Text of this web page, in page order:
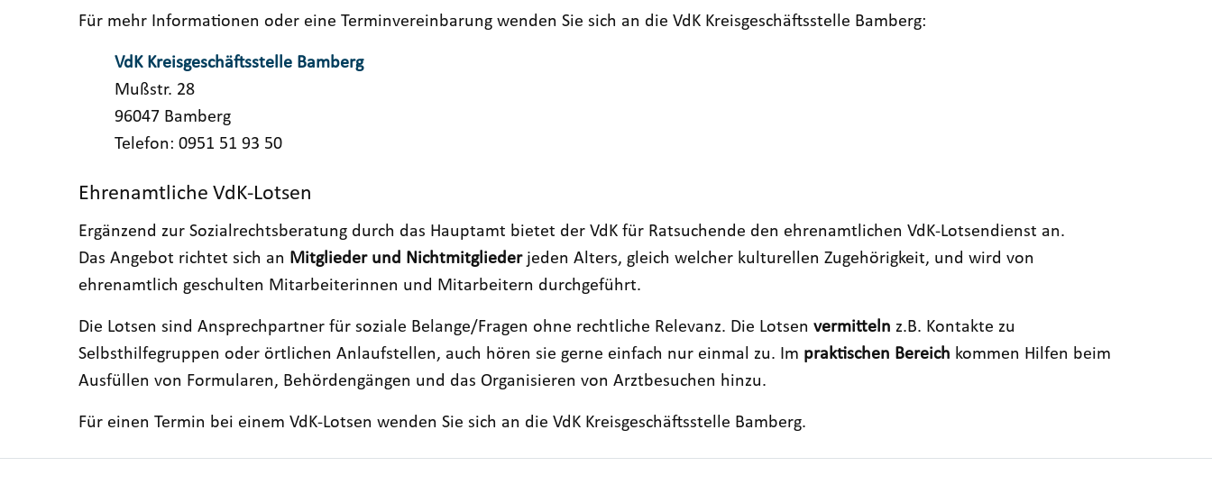
Für mehr Informationen oder eine Terminvereinbarung wenden Sie sich an die VdK Kreisgeschäftsstelle Bamberg:
VdK Kreisgeschäftsstelle Bamberg
Mußstr. 28
96047 Bamberg
Telefon: 0951 51 93 50
Ehrenamtliche VdK-Lotsen
Ergänzend zur Sozialrechtsberatung durch das Hauptamt bietet der VdK für Ratsuchende den ehrenamtlichen VdK-Lotsendienst an.
Das Angebot richtet sich an Mitglieder und Nichtmitgliederjeden Alters, gleich welcher kulturellen Zugehörigkeit, und wird von
ehrenamtlich geschulten Mitarbeiterinnen und Mitarbeitern durchgeführt.
Die Lotsen sind Ansprechpartner für soziale Belange/Fragen ohne rechtliche Relevanz. Die Lotsen vermitteln z.B. Kontakte zu
Selbsthilfegruppen oder örtlichen Anlaufstellen, auch hören sie gerne einfach nur einmal zu. Im praktischen Bereich kommen Hilfen beim
Ausfüllen von Formularen, Behördengängen und das Organisieren von Arztbesuchen hinzu.
Für einen Termin bei einem VdK-Lotsen wenden Sie sich an die VdK Kreisgeschäftsstelle Bamberg.